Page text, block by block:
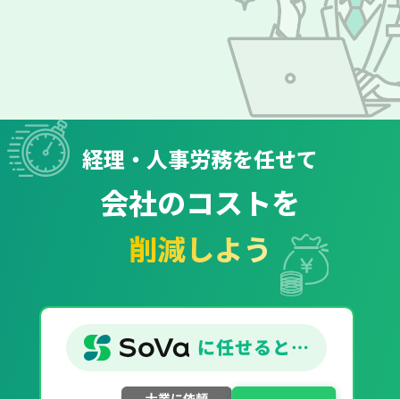
経理・人事労務を任せて
会社のコストを
削減しよう